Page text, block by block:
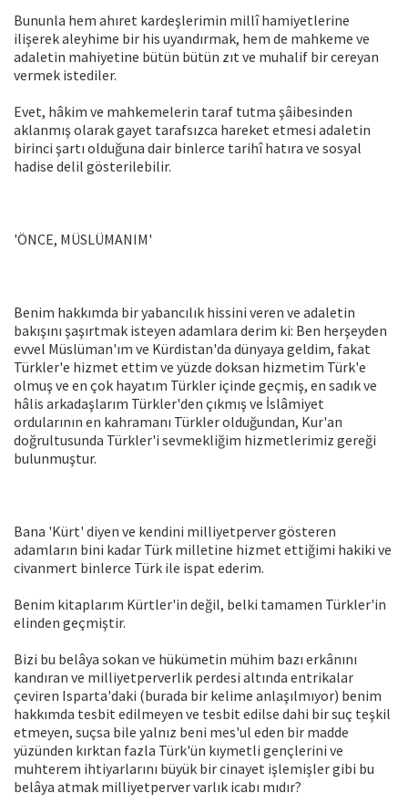
Bununla hem ahıret kardeşlerimin millî hamiyetlerine
ilişerek aleyhime bir his uyandırmak, hem de mahkeme ve
adaletin mahiyetine bütün bütün zıt ve muhalif bir cereyan
vermek istediler.
Evet, hâkim ve mahkemelerin taraf tutma şâibesinden
aklanmış olarak gayet tarafsızca hareket etmesi adaletin
birinci şartı olduğuna dair binlerce tarihî hatıra ve sosyal
hadise delil gösterilebilir.
'ÖNCE, MÜSLÜMANIM'
Benim hakkımda bir yabancılık hissini veren ve adaletin
bakışını şaşırtmak isteyen adamlara derim ki: Ben herşeyden
evvel Müslüman'ım ve Kürdistan'da dünyaya geldim, fakat
Türkler'e hizmet ettim ve yüzde doksan hizmetim Türk'e
olmuş ve en çok hayatım Türkler içinde geçmiş, en sadık ve
hâlis arkadaşlarım Türkler'den çıkmış ve İslâmiyet
ordularının en kahramanı Türkler olduğundan, Kur'an
doğrultusunda Türkler'i sevmekliğim hizmetlerimiz gereği
bulunmuştur.
Bana 'Kürt' diyen ve kendini milliyetperver gösteren
adamların bini kadar Türk milletine hizmet ettiğimi hakiki ve
civanmert binlerce Türk ile ispat ederim.
Benim kitaplarım Kürtler'in değil, belki tamamen Türkler'in
elinden geçmiştir.
Bizi bu belâya sokan ve hükümetin mühim bazı erkânını
kandıran ve milliyetperverlik perdesi altında entrikalar
çeviren Isparta'daki (burada bir kelime anlaşılmıyor) benim
hakkımda tesbit edilmeyen ve tesbit edilse dahi bir suç teşkil
etmeyen, suçsa bile yalnız beni mes'ul eden bir madde
yüzünden kırktan fazla Türk'ün kıymetli gençlerini ve
muhterem ihtiyarlarını büyük bir cinayet işlemişler gibi bu
belâya atmak milliyetperver varlık icabı mıdır?